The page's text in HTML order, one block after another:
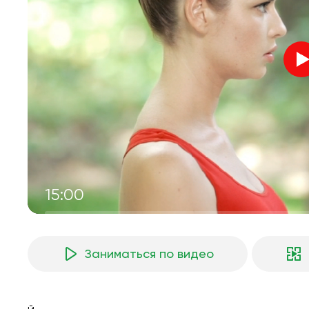
15:00
Заниматься по видео